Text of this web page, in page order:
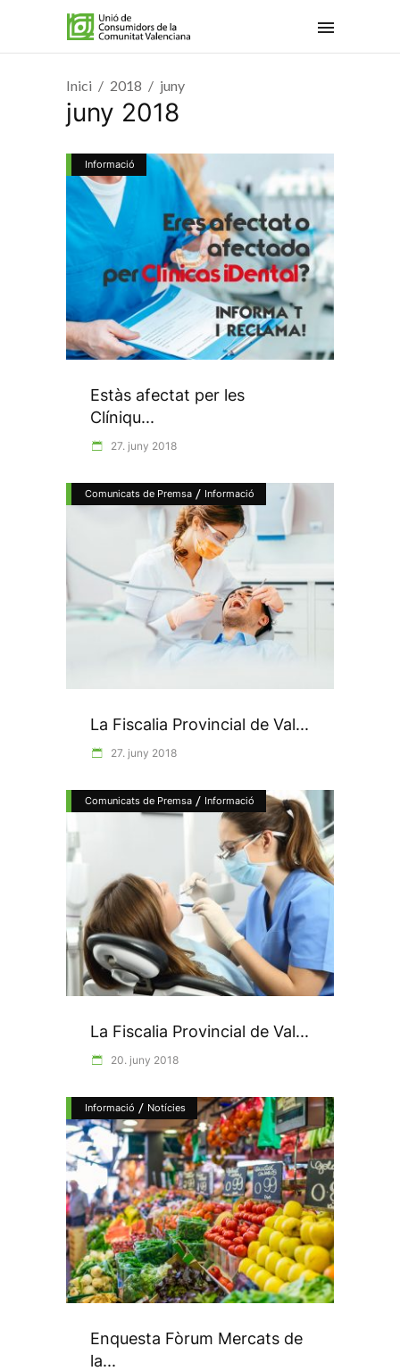
Inici 2018 juny
juny 2018
Informació
Estàs afectat per les
Clíniqu...
27. juny 2018
Comunicats de Premsa / Informació
La Fiscalia Provincial de Val...
27. juny 2018
Comunicats de Premsa / Informació
La Fiscalia Provincial de Val...
20. juny 2018
Informació / Notícies
Enquesta Fòrum Mercats de
la...